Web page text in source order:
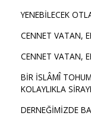
YENEBİLECEK
CENNET VATAN,
CENNET VATAN,
BİR İSLÂMÎ
KOLAYLIKLA
DERNEĞİMİZDE